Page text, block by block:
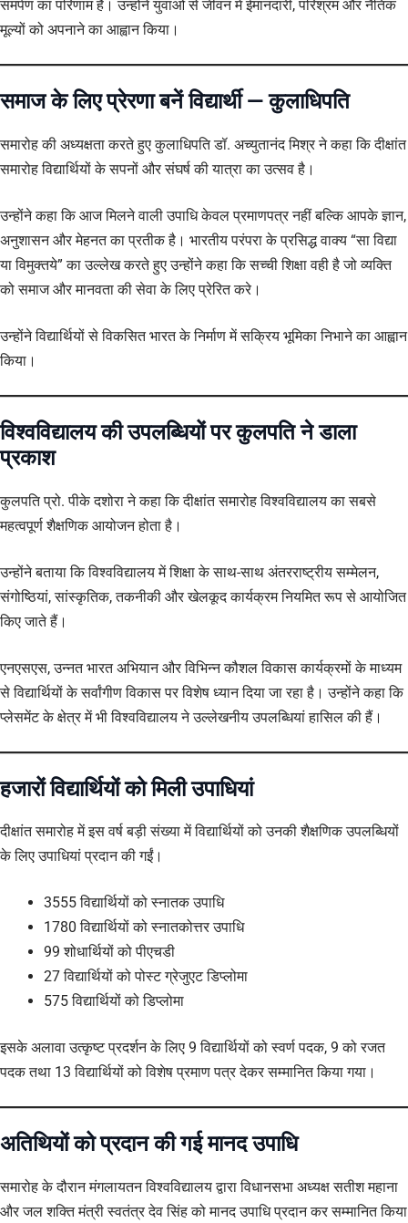
समर्पण का परिणाम है। उन्होंने युवाओं से जीवन में ईमानदारी, परिश्रम और नैतिक
मूल्यों को अपनाने का आह्वान किया।
समाज के लिए प्रेरणा बनें विद्यार्थी — कुलाधिपति
समारोह की अध्यक्षता करते हुए कुलाधिपति डॉ. अच्युतानंद मिश्र ने कहा कि दीक्षांत
समारोह विद्यार्थियों के सपनों और संघर्ष की यात्रा का उत्सव है।
उन्होंने कहा कि आज मिलने वाली उपाधि केवल प्रमाणपत्र नहीं बल्कि आपके ज्ञान,
अनुशासन और मेहनत का प्रतीक है। भारतीय परंपरा के प्रसिद्ध वाक्य “सा विद्या
या विमुक्तये” का उल्लेख करते हुए उन्होंने कहा कि सच्ची शिक्षा वही है जो व्यक्ति
को समाज और मानवता की सेवा के लिए प्रेरित करे।
उन्होंने विद्यार्थियों से विकसित भारत के निर्माण में सक्रिय भूमिका निभाने का आह्वान
किया।
विश्वविद्यालय की उपलब्धियों पर कुलपति ने डाला
प्रकाश
कुलपति प्रो. पीके दशोरा ने कहा कि दीक्षांत समारोह विश्वविद्यालय का सबसे
महत्वपूर्ण शैक्षणिक आयोजन होता है।
उन्होंने बताया कि विश्वविद्यालय में शिक्षा के साथ-साथ अंतरराष्ट्रीय सम्मेलन,
संगोष्ठियां, सांस्कृतिक, तकनीकी और खेलकूद कार्यक्रम नियमित रूप से आयोजित
किए जाते हैं।
एनएसएस, उन्नत भारत अभियान और विभिन्न कौशल विकास कार्यक्रमों के माध्यम
से विद्यार्थियों के सर्वांगीण विकास पर विशेष ध्यान दिया जा रहा है। उन्होंने कहा कि
प्लेसमेंट के क्षेत्र में भी विश्वविद्यालय ने उल्लेखनीय उपलब्धियां हासिल की हैं।
हजारों विद्यार्थियों को मिली उपाधियां
दीक्षांत समारोह में इस वर्ष बड़ी संख्या में विद्यार्थियों को उनकी शैक्षणिक उपलब्धियों
के लिए उपाधियां प्रदान की गईं।
3555 विद्यार्थियों को स्नातक उपाधि
1780 विद्यार्थियों को स्नातकोत्तर उपाधि
99 शोधार्थियों को पीएचडी
27 विद्यार्थियों को पोस्ट ग्रेजुएट डिप्लोमा
575 विद्यार्थियों को डिप्लोमा
इसके अलावा उत्कृष्ट प्रदर्शन के लिए 9 विद्यार्थियों को स्वर्ण पदक, 9 को रजत
पदक तथा 13 विद्यार्थियों को विशेष प्रमाण पत्र देकर सम्मानित किया गया।
अतिथियों को प्रदान की गई मानद उपाधि
समारोह के दौरान मंगलायतन विश्वविद्यालय द्वारा विधानसभा अध्यक्ष सतीश महाना
और जल शक्ति मंत्री स्वतंत्र देव सिंह को मानद उपाधि प्रदान कर सम्मानित किया